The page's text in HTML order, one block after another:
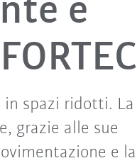
e
in spazi ridotti. La
grazie alle sue
e la